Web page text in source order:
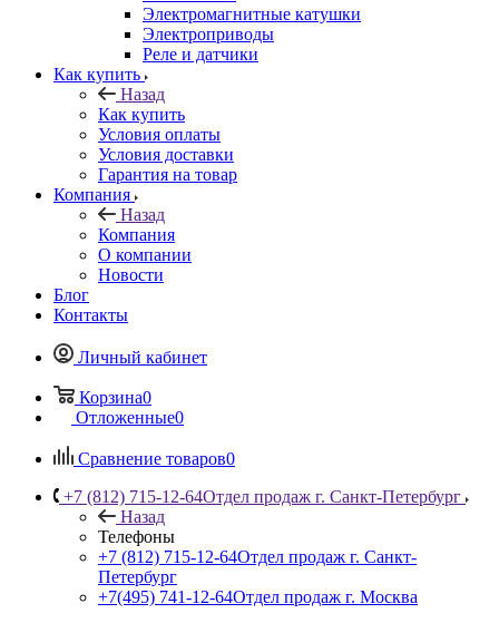
Электромагнитные катушки
Электроприводы
Реле и датчики
Как купить
Назад
Как купить
Условия оплаты
Условия доставки
Гарантия на товар
Компания
Назад
Компания
О компании
Новости
Блог
Контакты
Личный кабинет
Корзина0
Отложенные0
Сравнение товаров0
+7 (812) 715-12-64Отдел продаж г. Санкт-Петербург
Назад
Телефоны
+7 (812) 715-12-64Отдел продаж г. Санкт-
Петербург
+7(495) 741-12-64Отдел продаж г. Москва